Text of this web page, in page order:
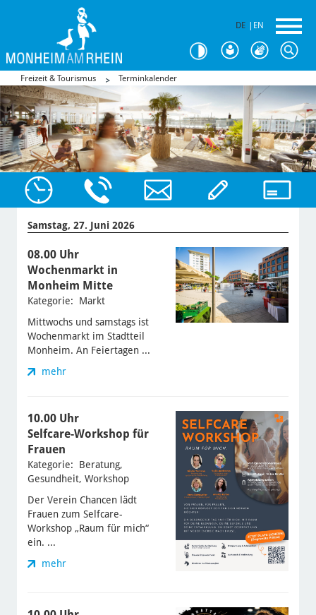
DE EN
Freizeit & Tourismus Terminkalender
Samstag, 27. Juni 2026
08.00 Uhr
Wochenmarkt in
Monheim Mitte
Kategorie: Markt
Mittwochs und samstags ist
Wochenmarkt im Stadtteil
Monheim. An Feiertagen ...
mehr
10.00 Uhr
Selfcare-Workshop für
Frauen
Kategorie: Beratung,
Gesundheit, Workshop
Der Verein Chancen lädt
Frauen zum Selfcare-
Workshop „Raum für mich“
ein. ...
mehr